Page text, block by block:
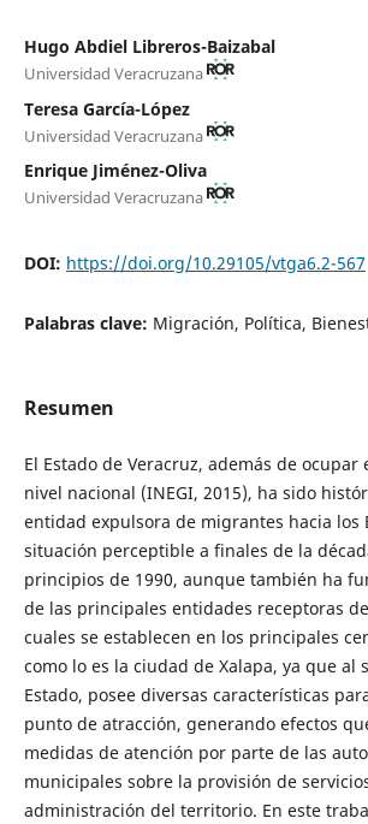
Hugo Abdiel Libreros-Baizabal
Universidad Veracruzana
Teresa García-López
Universidad Veracruzana
Enrique Jiménez-Oliva
Universidad Veracruzana
DOI: https://doi.org/10.29105/vtga6.2-567
Palabras clave: Migración, Política,
Resumen
El Estado de Veracruz, además de
nivel nacional (INEGI, 2015), ha sido
entidad expulsora de migrantes hacia los
situación perceptible a finales de la
principios de 1990, aunque también ha
de las principales entidades receptoras
cuales se establecen en los principales
como lo es la ciudad de Xalapa, ya que al
Estado, posee diversas características
punto de atracción, generando efectos
medidas de atención por parte de las
municipales sobre la provisión de
administración del territorio. En este